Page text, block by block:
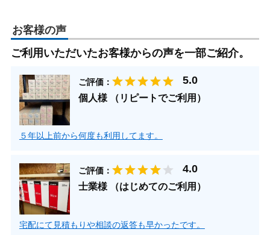
お客様の声
ご利用いただいたお客様からの声を一部ご紹介。
ご評価：
個人様 （リピートでご利用）
５年以上前から何度も利用してます。
ご評価：
士業様 （はじめてのご利用）
宅配にて見積もりや相談の返答も早かったです。